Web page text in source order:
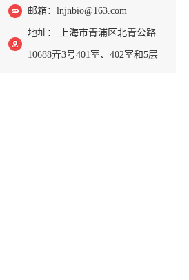
邮箱： lnjnbio@163.com
地址： 上海市青浦区北青公路
10688弄3号401室、402室和5层